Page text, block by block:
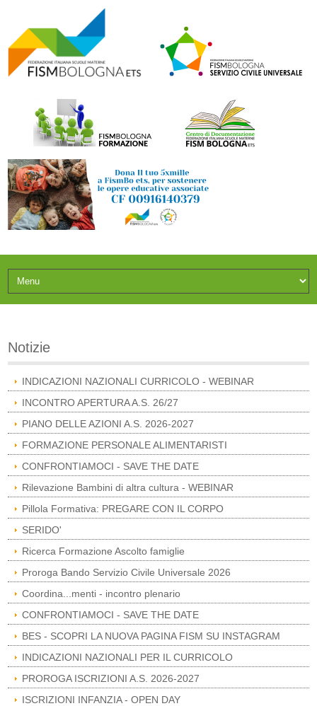
Notizie
INDICAZIONI NAZIONALI CURRICOLO - WEBINAR
INCONTRO APERTURA A.S. 26/27
PIANO DELLE AZIONI A.S. 2026-2027
FORMAZIONE PERSONALE ALIMENTARISTI
CONFRONTIAMOCI - SAVE THE DATE
Rilevazione Bambini di altra cultura - WEBINAR
Pillola Formativa: PREGARE CON IL CORPO
SERIDO'
Ricerca Formazione Ascolto famiglie
Proroga Bando Servizio Civile Universale 2026
Coordina...menti - incontro plenario
CONFRONTIAMOCI - SAVE THE DATE
BES - SCOPRI LA NUOVA PAGINA FISM SU INSTAGRAM
INDICAZIONI NAZIONALI PER IL CURRICOLO
PROROGA ISCRIZIONI A.S. 2026-2027
ISCRIZIONI INFANZIA - OPEN DAY